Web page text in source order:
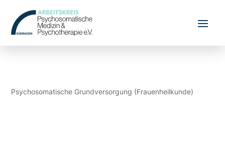
Psychosomatische Grundversorgung (Frauenheilkunde)